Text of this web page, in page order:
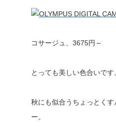
コサージュ、3675円～
とっても美しい色合いです
秋にも似合うちょっとく
ー。